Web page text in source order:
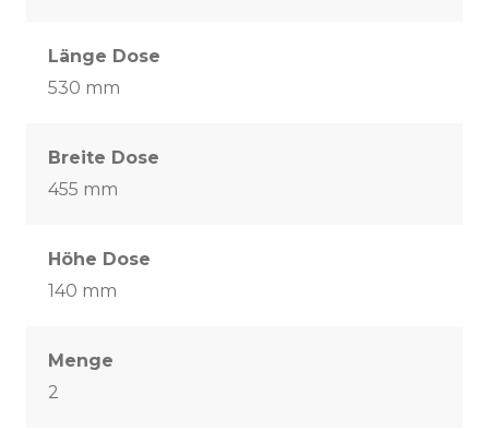
Länge Dose
530 mm
Breite Dose
455 mm
Höhe Dose
140 mm
Menge
2